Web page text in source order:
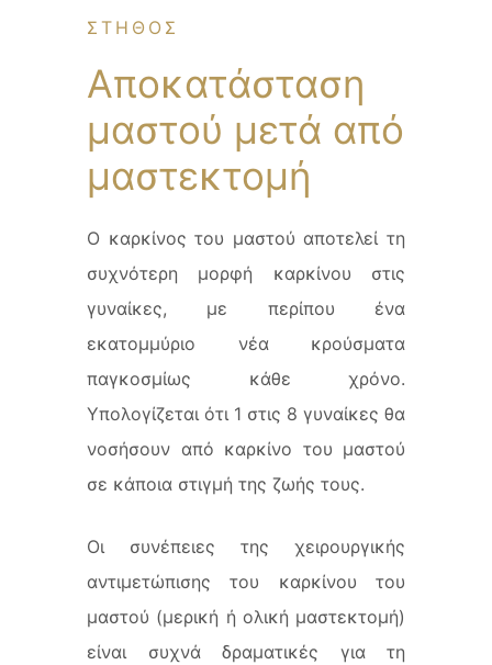
ΣΤΗΘΟΣ
Αποκατάσταση
μαστού μετά από
μαστεκτομή
Ο καρκίνος του μαστού αποτελεί τη
συχνότερη μορφή καρκίνου στις
γυναίκες, με περίπου ένα
εκατομμύριο νέα κρούσματα
παγκοσμίως κάθε χρόνο.
Υπολογίζεται ότι 1 στις 8 γυναίκες θα
νοσήσουν από καρκίνο του μαστού
σε κάποια στιγμή της ζωής τους.
Οι συνέπειες της χειρουργικής
αντιμετώπισης του καρκίνου του
μαστού (μερική ή ολική μαστεκτομή)
είναι συχνά δραματικές για τη